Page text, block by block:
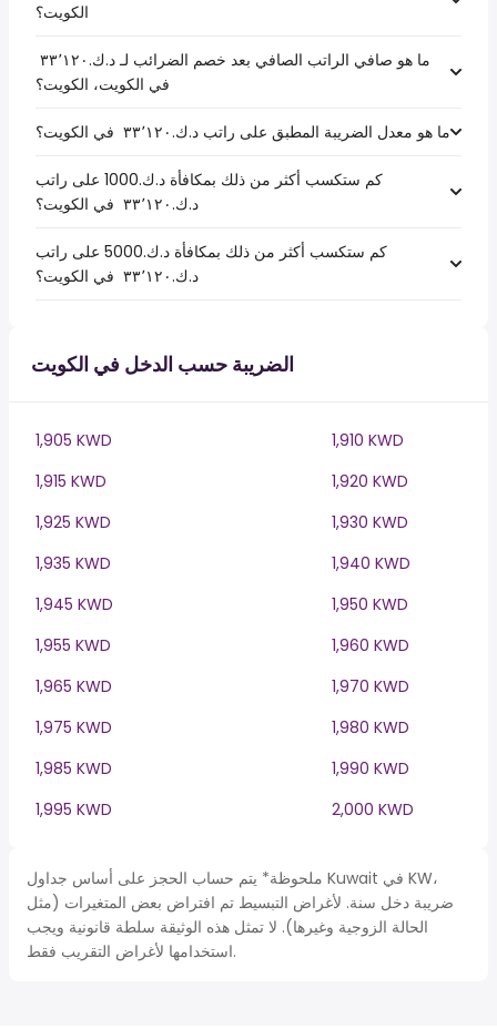
الكويت؟
في الكويت، الكويت؟
ما هو معدل الضريبة المطبق على راتب د.ك.‏٣٣٬١٢٠ ‏ في الكويت؟
كم ستكسب أكثر من ذلك بمكافأة د.ك.1000 على راتب
د.ك.‏٣٣٬١٢٠ ‏ في الكويت؟
كم ستكسب أكثر من ذلك بمكافأة د.ك.5000 على راتب
د.ك.‏٣٣٬١٢٠ ‏ في الكويت؟
الضريبة حسب الدخل في الكويت
1,905 KWD
1,910 KWD
1,915 KWD
1,920 KWD
1,925 KWD
1,930 KWD
1,935 KWD
1,940 KWD
1,945 KWD
1,950 KWD
1,955 KWD
1,960 KWD
1,965 KWD
1,970 KWD
1,975 KWD
1,980 KWD
1,985 KWD
1,990 KWD
1,995 KWD
2,000 KWD
ملحوظة* يتم حساب الحجز على أساس جداول Kuwait في KW،
ضريبة دخل سنة. لأغراض التبسيط تم افتراض بعض المتغيرات (مثل
الحالة الزوجية وغيرها). لا تمثل هذه الوثيقة سلطة قانونية ويجب
استخدامها لأغراض التقريب فقط.